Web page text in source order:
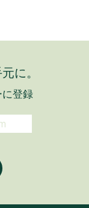
に。
に登録